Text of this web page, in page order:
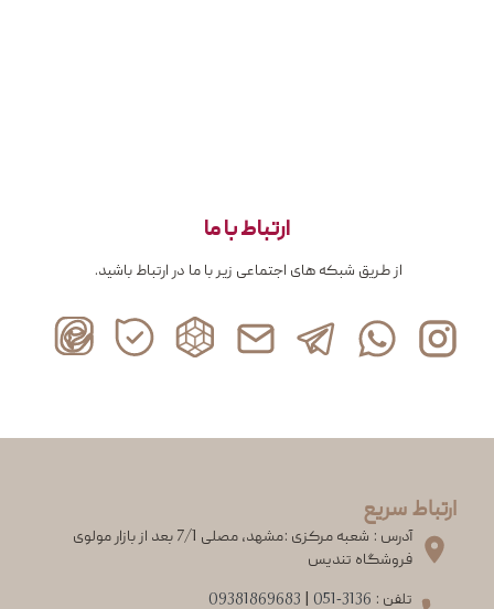
ارتباط با ما
از طریق شبکه های اجتماعی زیر با ما در ارتباط باشید.
ارتباط سریع
آدرس : شعبه مرکزی :مشهد، مصلی 7/1 بعد از بازار مولوی
فروشگاه تندیس
تلفن : 051-3136
09381869683